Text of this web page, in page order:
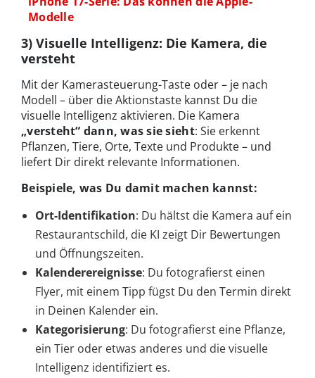
Modelle
3) Visuelle Intelligenz: Die Kamera, die
versteht
Mit der Kamerasteuerung-Taste oder – je nach
Modell – über die Aktionstaste kannst Du die
visuelle Intelligenz aktivieren. Die Kamera
„versteht“ dann, was sie sieht: Sie erkennt
Pflanzen, Tiere, Orte, Texte und Produkte – und
liefert Dir direkt relevante Informationen.
Beispiele, was Du damit machen kannst:
Ort-Identifikation: Du hältst die Kamera auf ein
Restaurantschild, die KI zeigt Dir Bewertungen
und Öffnungszeiten.
Kalenderereignisse: Du fotografierst einen
Flyer, mit einem Tipp fügst Du den Termin direkt
in Deinen Kalender ein.
Kategorisierung: Du fotografierst eine Pflanze,
ein Tier oder etwas anderes und die visuelle
Intelligenz identifiziert es.